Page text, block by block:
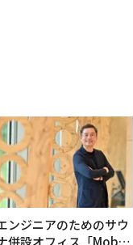
ンジニアのためのサウ